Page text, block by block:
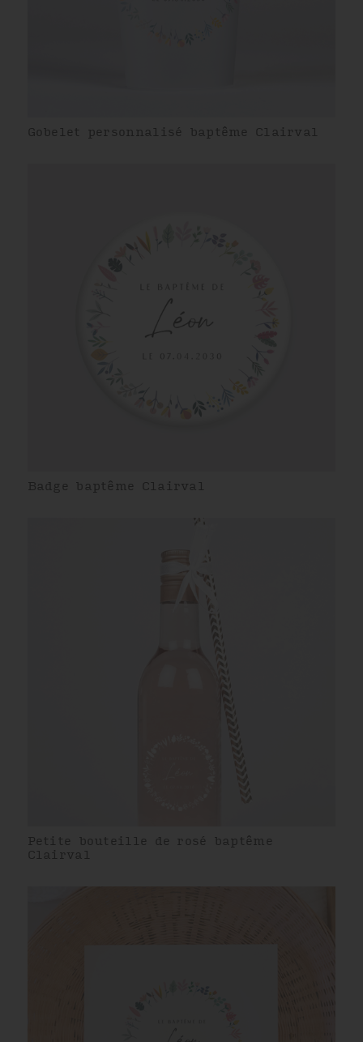
Gobelet personnalisé baptême Clairval
Badge baptême Clairval
Petite bouteille de rosé baptême
Clairval